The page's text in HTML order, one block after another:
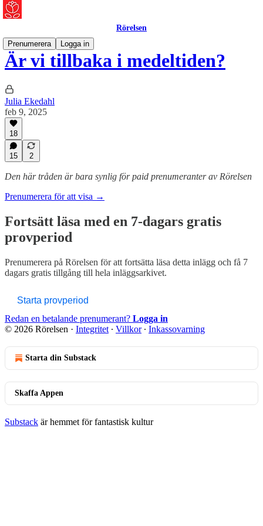
Rörelsen
Prenumerera
Logga in
Är vi tillbaka i medeltiden?
Julia Ekedahl
feb 9, 2025
18
15 2
Den här tråden är bara synlig för paid prenumeranter av Rörelsen
Prenumerera för att visa →
Fortsätt läsa med en 7-dagars gratis
provperiod
Prenumerera på Rörelsen för att fortsätta läsa detta inlägg och få 7
dagars gratis tillgång till hela inläggsarkivet.
Starta provperiod
Redan en betalande prenumerant? Logga in
© 2026 Rörelsen · Integritet ∙ Villkor∙ Inkassovarning
Starta din Substack
Skaffa Appen
Substack är hemmet för fantastisk kultur